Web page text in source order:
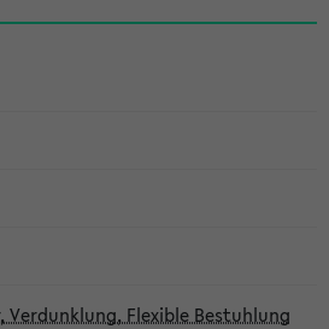
Verdunklung, Flexible Bestuhlung